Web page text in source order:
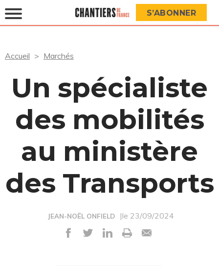
S’ABONNER
Accueil Marchés
Un spécialiste
des mobilités
au ministère
des Transports
JEAN-NOËL ONFIELD |le 23/09/2024